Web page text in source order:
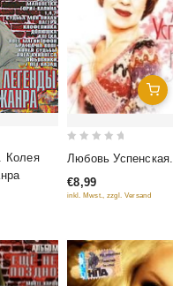
В Корзину
Колея
of
Любовь
€8,99
inkl. Mwst., zzgl. Versand